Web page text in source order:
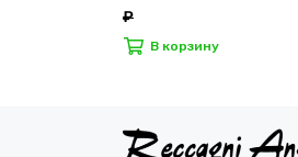
₽
В корзину